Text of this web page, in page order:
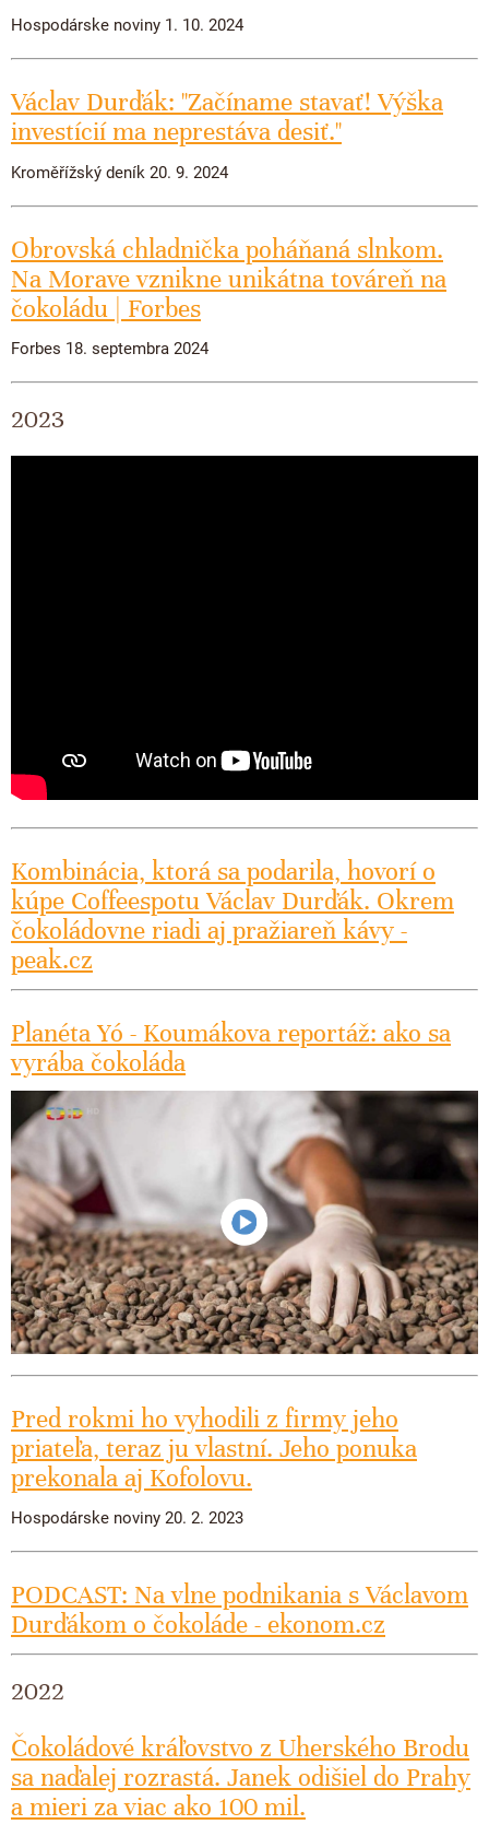
Hospodárske noviny 1. 10. 2024
Václav Durďák: "Začíname stavať! Výška
investícií ma neprestáva desiť."
Kroměřížský deník 20. 9. 2024
Obrovská chladnička poháňaná slnkom.
Na Morave vznikne unikátna továreň na
čokoládu | Forbes
Forbes 18. septembra 2024
2023
Kombinácia, ktorá sa podarila, hovorí o
kúpe Coffeespotu Václav Durďák. Okrem
čokoládovne riadi aj pražiareň kávy -
peak.cz
Planéta Yó - Koumákova reportáž: ako sa
vyrába čokoláda
Pred rokmi ho vyhodili z firmy jeho
priateľa, teraz ju vlastní. Jeho ponuka
prekonala aj Kofolovu.
Hospodárske noviny 20. 2. 2023
PODCAST: Na vlne podnikania s Václavom
Durďákom o čokoláde - ekonom.cz
2022
Čokoládové kráľovstvo z Uherského Brodu
sa naďalej rozrastá. Janek odišiel do Prahy
a mieri za viac ako 100 mil.